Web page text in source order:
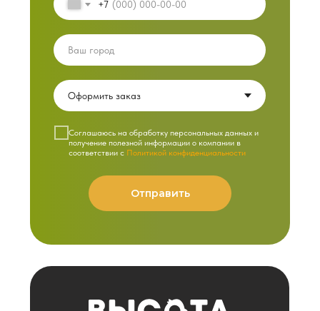
+7
Cоглашаюсь на обработку персональных данных и
получение полезной информации о компании в
соответствии с Политикой конфиденциальности
Отправить